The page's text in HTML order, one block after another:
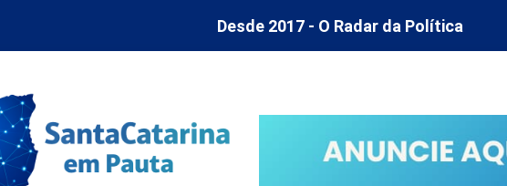
Desde 2017 - O Radar da Política